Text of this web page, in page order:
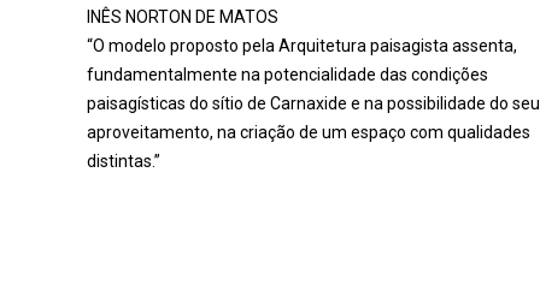
INÊS NORTON DE MATOS
“O modelo proposto pela Arquitetura paisagista assenta,
fundamentalmente na potencialidade das condições
paisagísticas do sítio de Carnaxide e na possibilidade do seu
aproveitamento, na criação de um espaço com qualidades
distintas.”